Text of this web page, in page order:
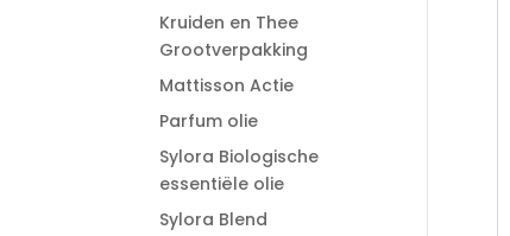
Kruiden en Thee
Grootverpakking
Mattisson Actie
Parfum olie
Sylora Biologische
essentiële olie
Sylora Blend